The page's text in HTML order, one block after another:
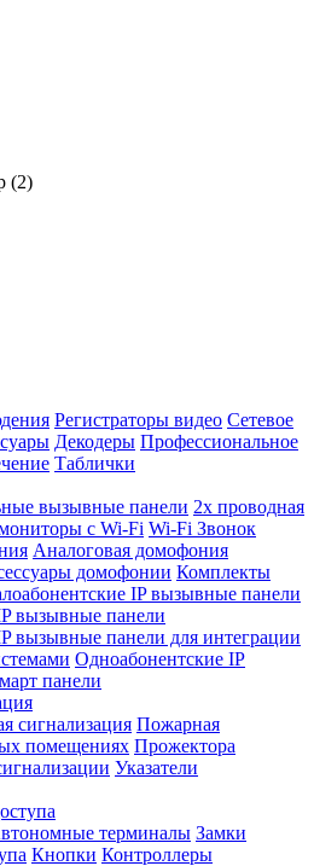
(2)
Регистраторы видео Сетевое
Декодеры Профессиональное
Таблички
вызывные панели 2х проводная
с Wi-Fi Wi-Fi Звонок
Аналоговая домофония
домофонии Комплекты
IP вызывные панели
вызывные панели
вызывные панели для интеграции
Одноабонентские IP
панели
сигнализация Пожарная
помещениях Прожектора
Указатели
терминалы Замки
Кнопки Контроллеры